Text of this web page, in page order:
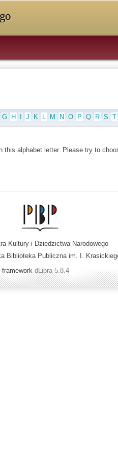
G H J K L M N O P Q R S T
this alphabet letter. Please try to
Kultury i Dziedzictwa Narodowego
Biblioteka Publiczna im. I.
dLibra 5.8.4